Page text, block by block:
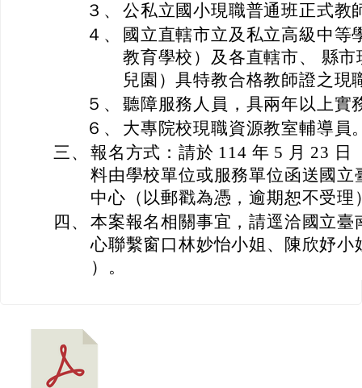
３、 公私立國小現職普通班正式教
４、
國立直轄市立及私立高級中等
教育學校）及各直轄市、 縣
兒園）具特教合格教師證之現
５、 聽障服務人員，具兩年以上實
６、
大專院校現職資源教室輔導員
三、 報名方式：請於 114 年 5 月 23 日
料由學校單位或服務單位函送國
中心（以郵戳為憑，逾期恕不受理
四、 本案報名相關事宜，請逕洽國立
心聯繫窗口林妙怡小姐、陳欣妤小
）。